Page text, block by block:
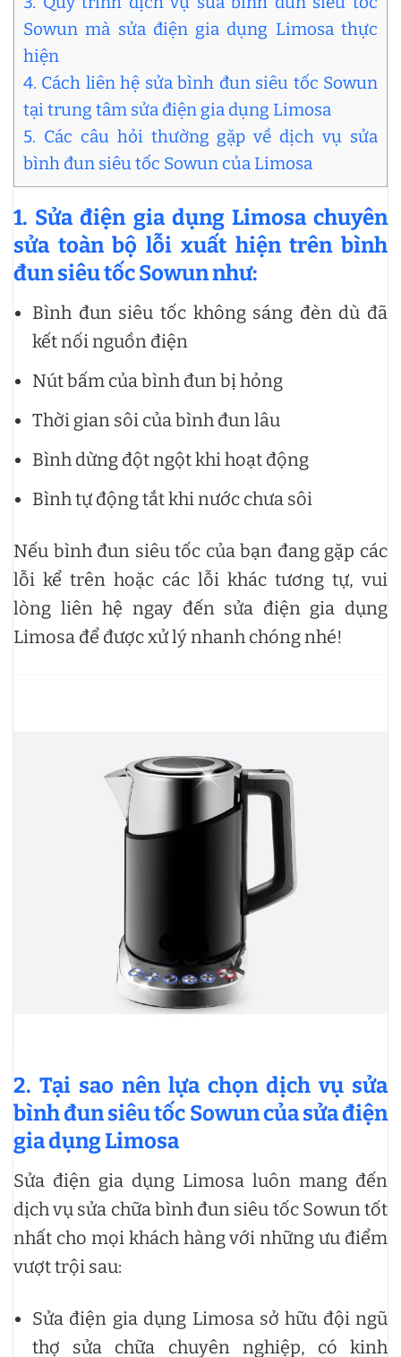
Sowun mà sửa điện gia dụng Limosa thực
hiện
4. Cách liên hệ sửa bình đun siêu tốc Sowun
tại trung tâm sửa điện gia dụng Limosa
5. Các câu hỏi thường gặp về dịch vụ sửa
bình đun siêu tốc Sowun của Limosa
1. Sửa điện gia dụng Limosa chuyên
sửa toàn bộ lỗi xuất hiện trên bình
đun siêu tốc Sowun như:
Bình đun siêu tốc không sáng đèn dù đã
kết nối nguồn điện
Nút bấm của bình đun bị hỏng
Thời gian sôi của bình đun lâu
Bình dừng đột ngột khi hoạt động
Bình tự động tắt khi nước chưa sôi
Nếu bình đun siêu tốc của bạn đang gặp các
lỗi kể trên hoặc các lỗi khác tương tự, vui
lòng liên hệ ngay đến sửa điện gia dụng
Limosa để được xử lý nhanh chóng nhé!
2. Tại sao nên lựa chọn dịch vụ sửa
bình đun siêu tốc Sowun của sửa điện
gia dụng Limosa
Sửa điện gia dụng Limosa luôn mang đến
dịch vụ sửa chữa bình đun siêu tốc Sowun tốt
nhất cho mọi khách hàng với những ưu điểm
vượt trội sau:
Sửa điện gia dụng Limosa sở hữu đội ngũ
thợ sửa chữa chuyên nghiệp, có kinh